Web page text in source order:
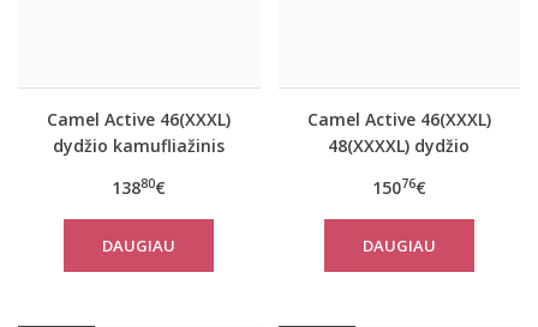
Camel Active 46(XXXL)
dydžio kamufliažinis
310780
13880€
DAUGIAU
Camel Active 46(XXXL)
48(XXXXL) dydžio
spalvos moteriškas
paltas 310760
15076€
DAUGIAU